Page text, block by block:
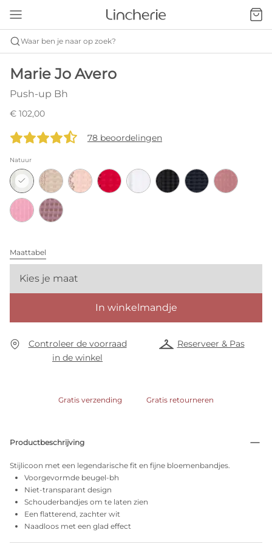
Waar ben je naar op zoek?
Marie Jo Avero
Push-up Bh
€ 102,00
78 beoordelingen
Natuur
Maattabel
Kies je maat
In winkelmandje
Controleer de voorraad
in de winkel
Reserveer & Pas
Gratis verzending Gratis retourneren
Productbeschrijving
Stijlicoon met een legendarische fit en fijne bloemenbandjes.
Voorgevormde beugel-bh
Niet-transparant design
Schouderbandjes om te laten zien
Een flatterend, zachter wit
Naadloos met een glad effect